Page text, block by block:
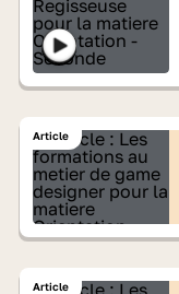
Article
Article